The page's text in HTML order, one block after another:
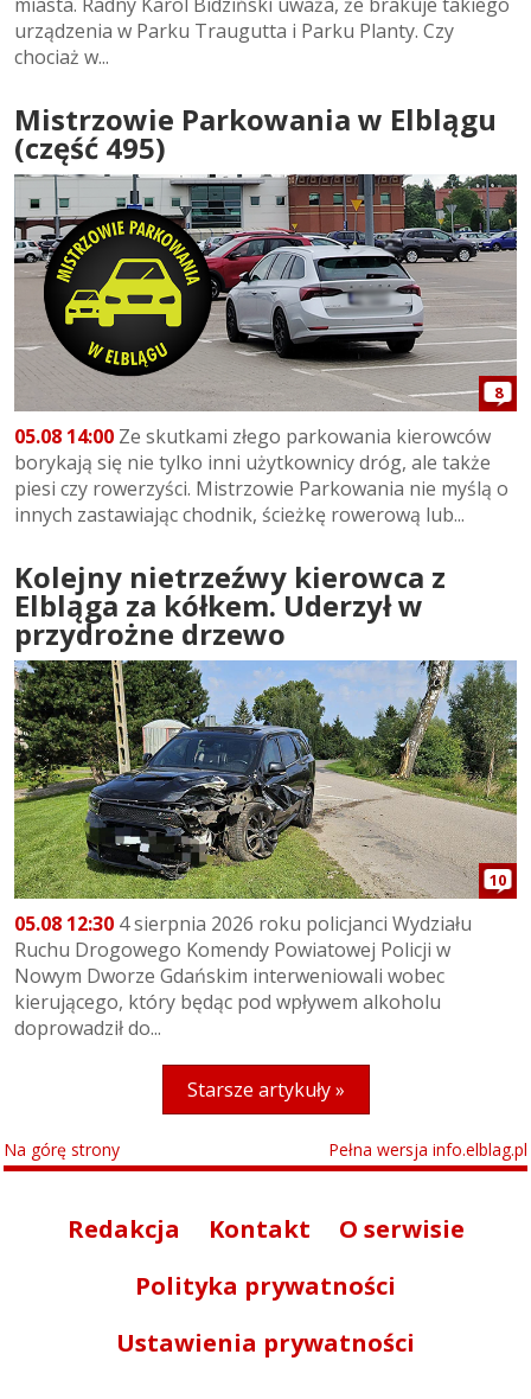
urządzenia w Parku Traugutta i Parku Planty. Czy
chociaż w...
Mistrzowie Parkowania w Elblągu
(część 495)
8
05.08 14:00 Ze skutkami złego parkowania kierowców
borykają się nie tylko inni użytkownicy dróg, ale także
piesi czy rowerzyści. Mistrzowie Parkowania nie myślą o
innych zastawiając chodnik, ścieżkę rowerową lub...
Kolejny nietrzeźwy kierowca z
Elbląga za kółkem. Uderzył w
przydrożne drzewo
10
05.08 12:30 4 sierpnia 2026 roku policjanci Wydziału
Ruchu Drogowego Komendy Powiatowej Policji w
Nowym Dworze Gdańskim interweniowali wobec
kierującego, który będąc pod wpływem alkoholu
doprowadził do...
Starsze artykuły »
Na górę strony Pełna wersja info.elblag.pl
Redakcja Kontakt
O serwisie
Polityka prywatności
Ustawienia prywatności